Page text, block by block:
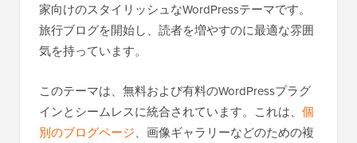
家向けのスタイリッシュなWordPressテーマです。
旅行ブログを開始し、読者を増やすのに最適な雰囲
気を持っています。
このテーマは、無料および有料のWordPressプラグ
インとシームレスに統合されています。これは、 個
別のブログページ、画像ギャラリーなどのための複